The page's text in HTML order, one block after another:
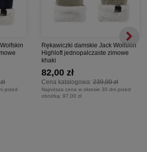
przed
Rękawiczki damskie Jack Wolfskin
Highloft jednopalczaste zimowe
khaki
Cena katalogowa: 239,00 zł
82,00 zł
Najniższa cena w okresie 30 dni przed
obniżką: 97,00 zł